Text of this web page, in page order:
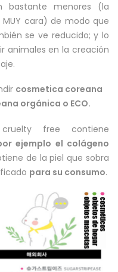
bastante menores (la
cara) de modo que
se ve reducido; y lo
animales en la creación
cosmetica coreana
orgánica o ECO.
free contiene
ejemplo el colágeno
de la piel que sobra
para su consumo.